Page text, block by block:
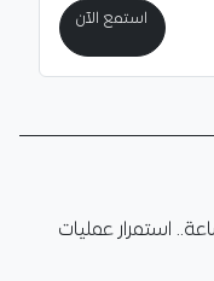
استمع الآن
خلال 24 ساعة.. استمرار عمليات